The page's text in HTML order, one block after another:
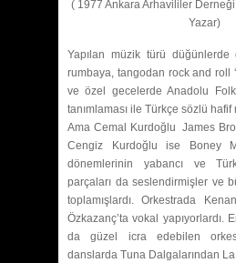
( 1977 Ankara Arhavililer
Yazar)
Yapılan müzik türü
rumbaya, tangodan rock and roll
ve özel gecelerde Anadolu
tanımlaması ile Türkçe sözlü hafif
Ama Cemal Kurdoğlu James
Cengiz Kurdoğlu ise Boney
dönemlerinin yabancı ve
parçaları da seslendirmişler ve
toplamışlardı. Orkestrada
Özkazanç’ta vokal yapıyorlardı.
da güzel icra edebilen
danslarda Tuna Dalgalarından